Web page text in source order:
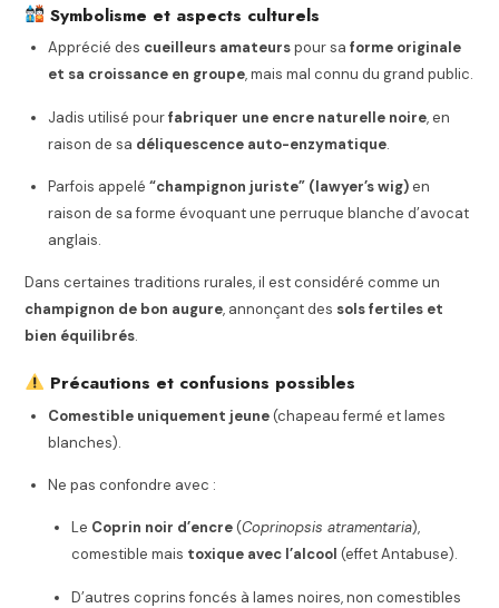
Symbolisme et aspects culturels
Apprécié des cueilleurs amateurspour saforme originale
et sa croissance en groupe, mais mal connu du grand public.
Jadis utilisé pourfabriquer une encre naturelle noire, en
raison de sa déliquescence auto-enzymatique.
Parfois appelé“champignon juriste” (lawyer’s wig)en
raison de sa forme évoquant une perruque blanche d’avocat
anglais.
Dans certaines traditions rurales, il est considéré comme un
champignon de bon augure, annonçant des sols fertiles et
bien équilibrés.
Précautions et confusions possibles
Comestible uniquement jeune(chapeau fermé et lames
blanches).
Ne pas confondre avec :
Le Coprin noir d’encre(Coprinopsis atramentaria),
comestible mais toxique avec l’alcool (effet Antabuse).
D’autres coprins foncés à lames noires, non comestibles